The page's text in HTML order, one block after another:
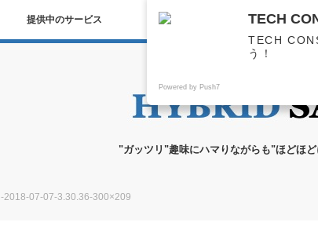
提供中のサービス 無料メール講座
"ガッツリ"趣味にハマりながらも"ほどほ
-2018-07-07-3.30.36-300×209
TECH
TECH
う！
Powered by Push7